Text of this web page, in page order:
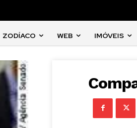
ZODÍACO WEB IMÓVEIS